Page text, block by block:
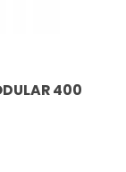
400